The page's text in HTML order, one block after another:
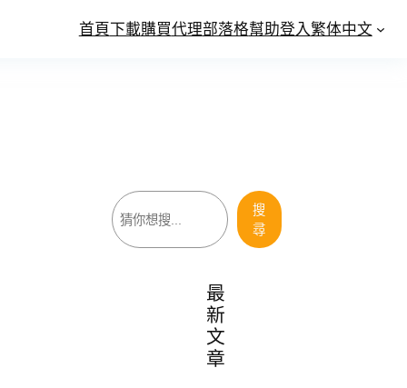
首頁下載購買代理部落格幫助登入繁体中文
搜
尋
搜
尋
最
新
文
章